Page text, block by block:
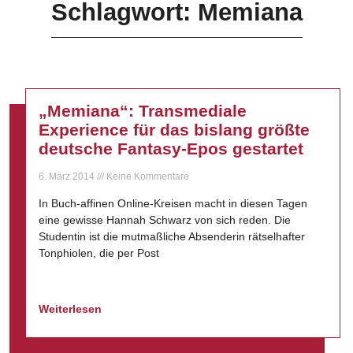
Schlagwort: Memiana
„Memiana“: Transmediale
Experience für das bislang größte
deutsche Fantasy-Epos gestartet
6. März 2014 Keine Kommentare
In Buch-affinen Online-Kreisen macht in diesen Tagen
eine gewisse Hannah Schwarz von sich reden. Die
Studentin ist die mutmaßliche Absenderin rätselhafter
Tonphiolen, die per Post
Weiterlesen